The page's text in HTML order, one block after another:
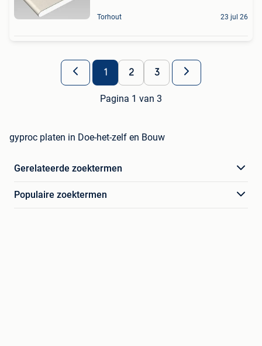
Torhout 23 jul 26
1 2 3
Pagina 1 van 3
gyproc platen in Doe-het-zelf en Bouw
Gerelateerde zoektermen
Populaire zoektermen